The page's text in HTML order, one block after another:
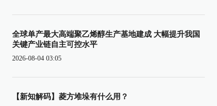
全球单产最大高端聚乙烯醇生产基地建成 大幅提升我国
关键产业链自主可控水平
2026-08-04 03:05
【新知解码】菱方堆垛有什么用？